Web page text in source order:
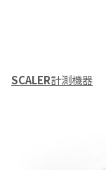
SCALER計測機器